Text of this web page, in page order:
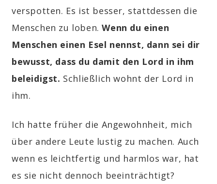
verspotten. Es ist besser, stattdessen die
Menschen zu loben.Wenn du einen
Menschen einen Esel nennst, dann sei dir
bewusst, dass du damit den Lord in ihm
beleidigst. Schließlich wohnt der Lord in
ihm.
Ich hatte früher die Angewohnheit, mich
über andere Leute lustig zu machen. Auch
wenn es leichtfertig und harmlos war, hat
es sie nicht dennoch beeinträchtigt?